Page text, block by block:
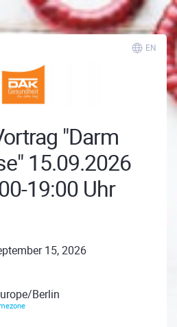
EN
"Darm
15.09.2026
19:00 Uhr
15, 2026
Berlin